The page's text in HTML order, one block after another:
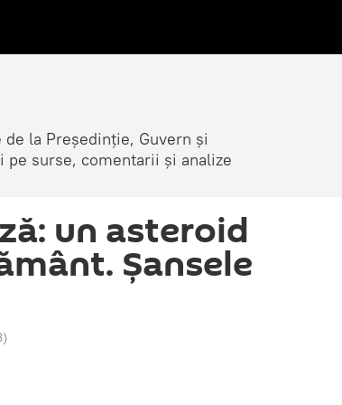
la Președinție, Guvern și
surse, comentarii și analize
un asteroid
Șansele
)